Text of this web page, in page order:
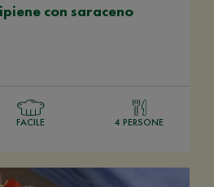
con saraceno
FACILE 4 PERSONE